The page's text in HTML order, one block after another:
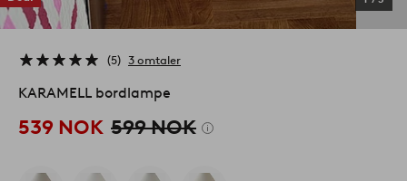
5 3 omtaler
KARAMELL bordlampe
539 NOK 599 NOK